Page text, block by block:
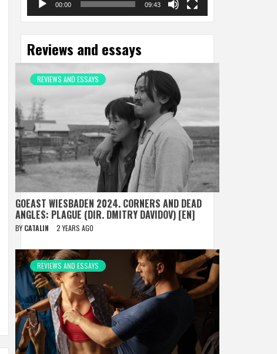
00:00 09:43
Reviews and essays
REVIEWS AND ESSAYS
GOEAST WIESBADEN 2024. CORNERS AND DEAD
ANGLES: PLAGUE (DIR. DMITRY DAVIDOV) [EN]
BY CATALIN 2 YEARS AGO
REVIEWS AND ESSAYS